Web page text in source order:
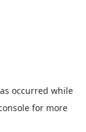
occurred while
for more